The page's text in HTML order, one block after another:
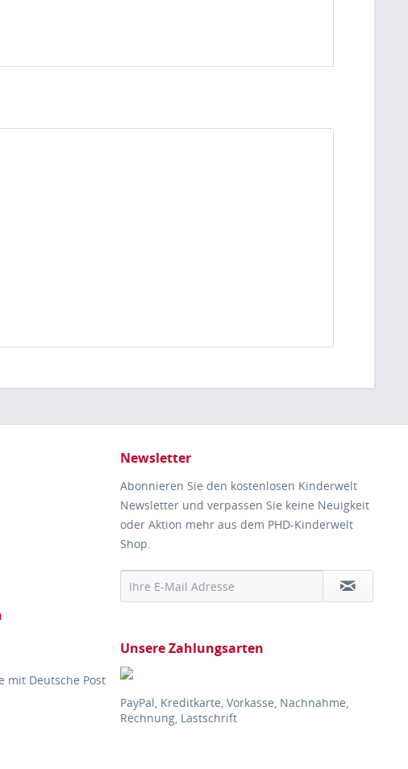
mit Deutsche Post
Newsletter
Abonnieren Sie den kostenlosen Kinderwelt
Newsletter und verpassen Sie keine Neuigkeit
oder Aktion mehr aus dem PHD-Kinderwelt
Shop.
Unsere Zahlungsarten
PayPal, Kreditkarte, Vorkasse, Nachnahme,
Rechnung, Lastschrift